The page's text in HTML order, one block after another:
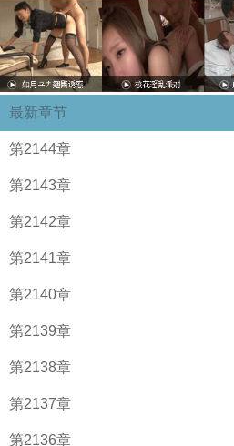
最新章节
第2144章
第2143章
第2142章
第2141章
第2140章
第2139章
第2138章
第2137章
第2136章